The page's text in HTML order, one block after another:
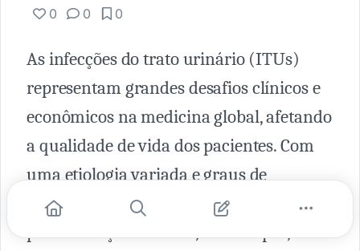
0 0 0
As infecções do trato urinário (ITUs)
representam grandes desafios clínicos e
econômicos na medicina global, afetando
a qualidade de vida dos pacientes. Com
uma etiologia variada e graus de
severidade clínica que podem evoluir
para condições críticas, como sepse, a